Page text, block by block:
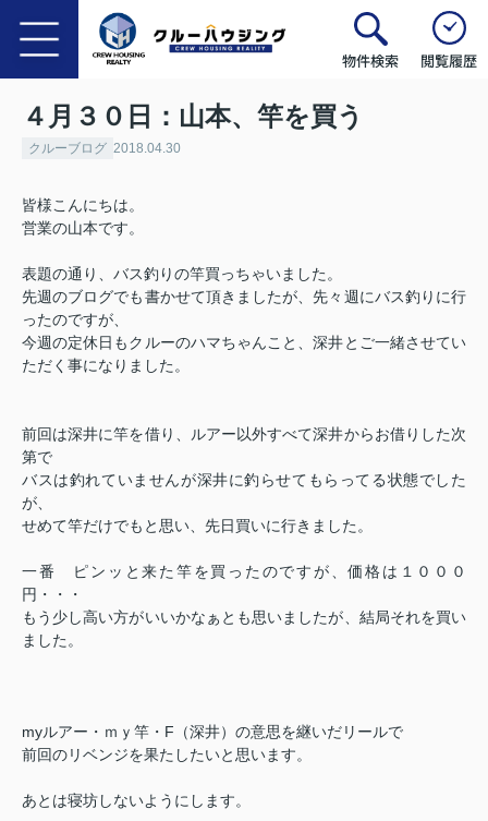
物件検索 閲覧履歴
４月３０日：山本、竿を買う
クルーブログ 2018.04.30
皆様こんにちは。
営業の山本です。
表題の通り、バス釣りの竿買っちゃいました。
先週のブログでも書かせて頂きましたが、先々週にバス釣りに行
ったのですが、
今週の定休日もクルーのハマちゃんこと、深井とご一緒させてい
ただく事になりました。
前回は深井に竿を借り、ルアー以外すべて深井からお借りした次
第で
バスは釣れていませんが深井に釣らせてもらってる状態でした
が、
せめて竿だけでもと思い、先日買いに行きました。
一番 ピンッと来た竿を買ったのですが、価格は１０００
円・・・
もう少し高い方がいいかなぁとも思いましたが、結局それを買い
ました。
myルアー・ｍｙ竿・F（深井）の意思を継いだリールで
前回のリベンジを果たしたいと思います。
あとは寝坊しないようにします。